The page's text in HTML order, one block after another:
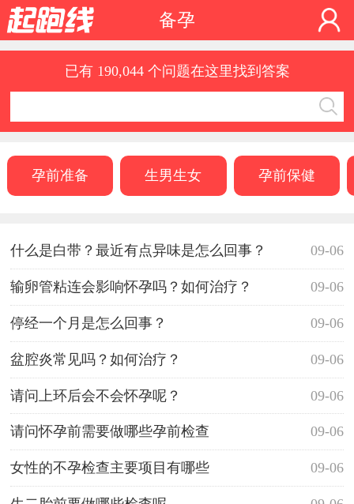
备孕
已有 190,044 个问题在这里找到答案
孕前准备 生男生女 孕前保健
09-06
什么是白带？最近有点异味是怎么回事？
09-06
输卵管粘连会影响怀孕吗？如何治疗？
09-06
停经一个月是怎么回事？
09-06
盆腔炎常见吗？如何治疗？
09-06
请问上环后会不会怀孕呢？
09-06
请问怀孕前需要做哪些孕前检查
09-06
女性的不孕检查主要项目有哪些